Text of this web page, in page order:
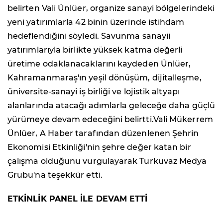
belirten Vali Ünlüer, organize sanayi bölgelerindeki
yeni yatırımlarla 42 binin üzerinde istihdam
hedeflendiğini söyledi. Savunma sanayii
yatırımlarıyla birlikte yüksek katma değerli
üretime odaklanacaklarını kaydeden Ünlüer,
Kahramanmaraş'ın yeşil dönüşüm, dijitalleşme,
üniversite-sanayi iş birliği ve lojistik altyapı
alanlarında atacağı adımlarla geleceğe daha güçlü
yürümeye devam edeceğini belirtti.Vali Mükerrem
Ünlüer, A Haber tarafından düzenlenen Şehrin
Ekonomisi Etkinliği'nin şehre değer katan bir
çalışma olduğunu vurgulayarak Turkuvaz Medya
Grubu'na teşekkür etti.
ETKİNLİK PANEL İLE DEVAM ETTİ